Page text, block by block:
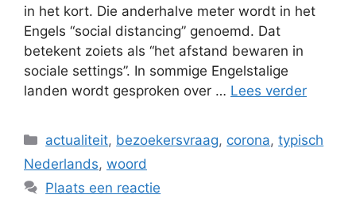
in het kort. Die anderhalve meter wordt in het
Engels “social distancing” genoemd. Dat
betekent zoiets als “het afstand bewaren in
sociale settings”. In sommige Engelstalige
landen wordt gesproken over … Lees verder
Categorieën
actualiteit, bezoekersvraag, corona,typisch
Nederlands, woord
Plaats een reactie